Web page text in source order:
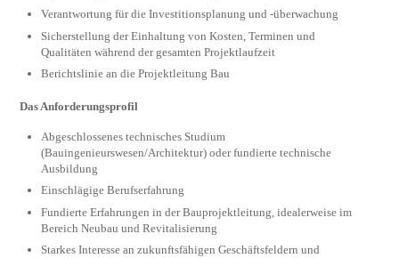
Verantwortung für die Investitionsplanung und -überwachung
Sicherstellung der Einhaltung von Kosten, Terminen und
Qualitäten während der gesamten Projektlaufzeit
Berichtslinie an die Projektleitung Bau
Das Anforderungsprofil
Abgeschlossenes technisches Studium
(Bauingenieurswesen/Architektur) oder fundierte technische
Ausbildung
Einschlägige Berufserfahrung
Fundierte Erfahrungen in der Bauprojektleitung, idealerweise im
Bereich Neubau und Revitalisierung
Starkes Interesse an zukunftsfähigen Geschäftsfeldern und